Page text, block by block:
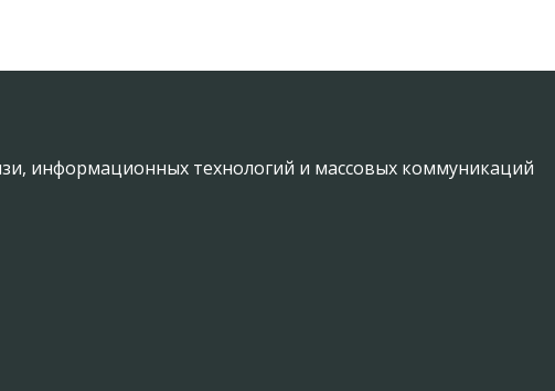
информационных технологий и массовых коммуникаций